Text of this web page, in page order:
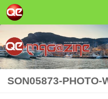
Salta al contenuto
SON05873-PHOTO-